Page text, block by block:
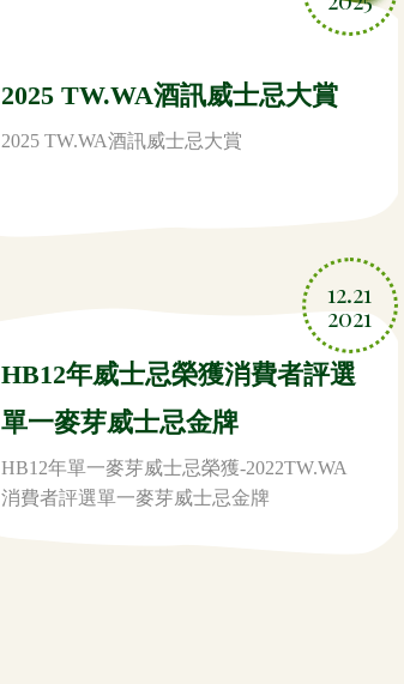
2025 TW.WA酒訊威士忌大賞
2025 TW.WA酒訊威士忌大賞
12.21
2021
HB12年威士忌榮獲消費者評選
單一麥芽威士忌金牌
HB12年單一麥芽威士忌榮獲-2022TW.WA
消費者評選單一麥芽威士忌金牌